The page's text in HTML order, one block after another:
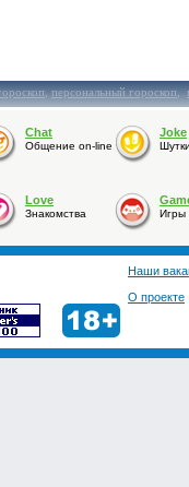
,персональный гороскоп,
Chat
Общение on-line
Joke
Love
Знакомства Игры
Наши
О проекте